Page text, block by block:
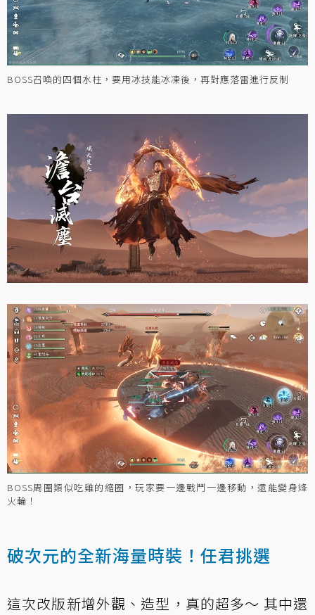
BOSS召喚的四個水柱，要用冰技能冰凍後，再對應落雷進行反制
BOSS周圍類似吃雞的縮圈，玩家要一邊戰鬥一邊移動，還能變身烽
火輪！
破次元的全新海量時裝！任君挑選
這次改版新增外觀、造型，真的超多～ 其中還